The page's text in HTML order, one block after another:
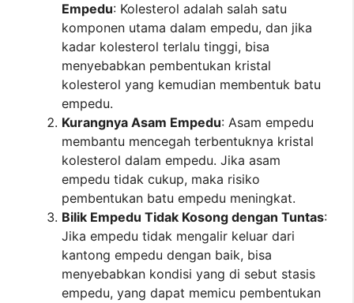
Empedu: Kolesterol adalah salah satu
komponen utama dalam empedu, dan jika
kadar kolesterol terlalu tinggi, bisa
menyebabkan pembentukan kristal
kolesterol yang kemudian membentuk batu
empedu.
Kurangnya Asam Empedu: Asam empedu
membantu mencegah terbentuknya kristal
kolesterol dalam empedu. Jika asam
empedu tidak cukup, maka risiko
pembentukan batu empedu meningkat.
Bilik Empedu Tidak Kosong dengan Tuntas:
Jika empedu tidak mengalir keluar dari
kantong empedu dengan baik, bisa
menyebabkan kondisi yang di sebut stasis
empedu, yang dapat memicu pembentukan